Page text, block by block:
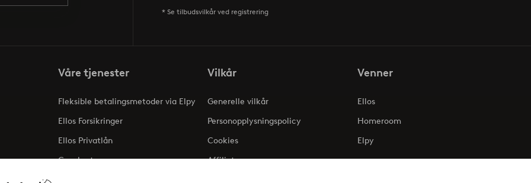
* Se tilbudsvilkår ved registrering
Våre tjenester
Fleksible betalingsmetoder via Elpy
Ellos Forsikringer
Ellos Privatlån
Gavekort
Vilkår
Generelle vilkår
Personopplysningspolicy
Cookies
Affiliate
Venner
Ellos
Homeroom
Elpy